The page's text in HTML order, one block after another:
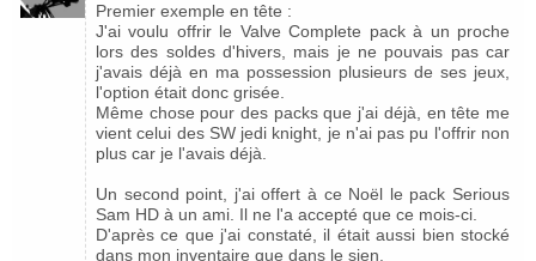
Premier exemple en tête :
J'ai voulu offrir le Valve Complete pack à un proche
lors des soldes d'hivers, mais je ne pouvais pas car
j'avais déjà en ma possession plusieurs de ses jeux,
l'option était donc grisée.
Même chose pour des packs que j'ai déjà, en tête me
vient celui des SW jedi knight, je n'ai pas pu l'offrir non
plus car je l'avais déjà.
Un second point, j'ai offert à ce Noël le pack Serious
Sam HD à un ami. Il ne l'a accepté que ce mois-ci.
D'après ce que j'ai constaté, il était aussi bien stocké
dans mon inventaire que dans le sien.